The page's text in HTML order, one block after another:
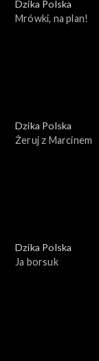
Dzika Polska
Mrówki, na plan!
Dzika Polska
Żeruj z Marcinem
Dzika Polska
Ja borsuk